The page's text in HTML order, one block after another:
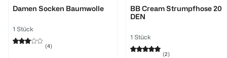
Damen Socken Baumwolle
1 Stück
(4)
BB Cream Strumpfhose 20
DEN
1 Stück
(2)